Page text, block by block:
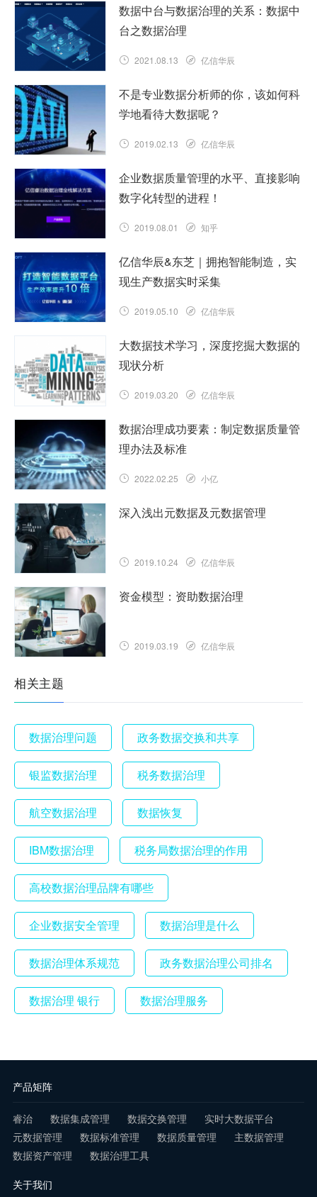
数据中台与数据治理的关系：数据中
台之数据治理
2021.08.13 亿信华辰
不是专业数据分析师的你，该如何科
学地看待大数据呢？
2019.02.13 亿信华辰
企业数据质量管理的水平、直接影响
数字化转型的进程！
2019.08.01 知乎
亿信华辰&东芝｜拥抱智能制造，实
现生产数据实时采集
2019.05.10 亿信华辰
大数据技术学习，深度挖掘大数据的
现状分析
2019.03.20 亿信华辰
数据治理成功要素：制定数据质量管
理办法及标准
2022.02.25 小亿
深入浅出元数据及元数据管理
2019.10.24 亿信华辰
资金模型：资助数据治理
2019.03.19 亿信华辰
相关主题
数据治理问题 政务数据交换和共享
银监数据治理 税务数据治理
航空数据治理 数据恢复
IBM数据治理 税务局数据治理的作用
高校数据治理品牌有哪些
企业数据安全管理 数据治理是什么
数据治理体系规范 政务数据治理公司排名
数据治理 银行 数据治理服务
产品矩阵
睿治 数据集成管理 数据交换管理
实时大数据平台
元数据管理
数据标准管理 数据质量管理
主数据管理
数据资产管理
数据治理工具
关于我们